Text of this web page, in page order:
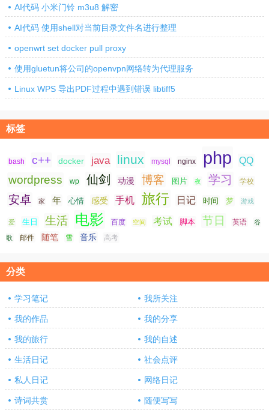
AI代码 小米门铃 m3u8 解密
AI代码 使用shell对当前目录文件名进行整理
openwrt set docker pull proxy
使用gluetun将公司的openvpn网络转为代理服务
Linux WPS 导出PDF过程中遇到错误 libtiff5
标签
bash c++ docker java linux mysql nginx php QQ
wordpress wp 仙剑 动漫 博客 图片 夜 学习 学校
安卓 家 年 心情 感受 手机 旅行 日记 时间 梦 游戏
爱 生日 生活 电影 百度 空间 考试 脚本 节日 英语 谷
歌 邮件 随笔 雪 音乐 高考
分类
学习笔记 我所关注
我的作品 我的分享
我的旅行 我的自述
生活日记 社会点评
私人日记 网络日记
诗词共赏 随便写写